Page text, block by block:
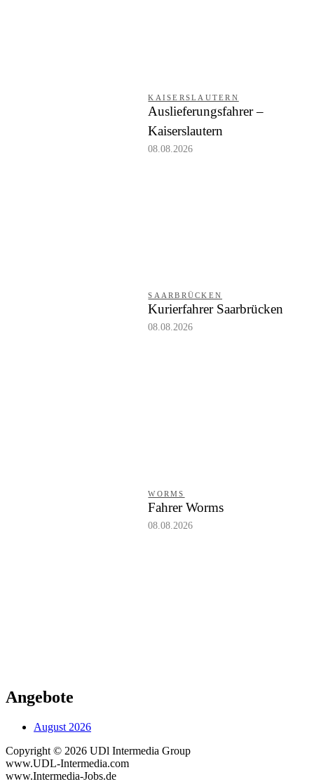
KAISERSLAUTERN
Auslieferungsfahrer –
Kaiserslautern
08.08.2026
SAARBRÜCKEN
Kurierfahrer Saarbrücken
08.08.2026
WORMS
Fahrer Worms
08.08.2026
Angebote
August 2026
Copyright © 2026 UDl Intermedia Group
www.UDL-Intermedia.com
www.Intermedia-Jobs.de